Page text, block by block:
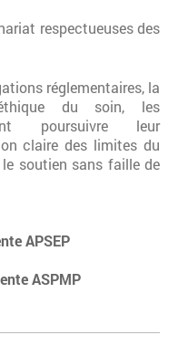
respectueuses des
réglementaires, la
du soin, les
poursuivre leur
claire des limites du
soutien sans faille de
APSEP
ASPMP